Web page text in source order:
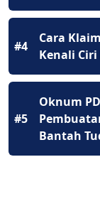
#4
Cara
Kenali
#5
Oknum
Bantah